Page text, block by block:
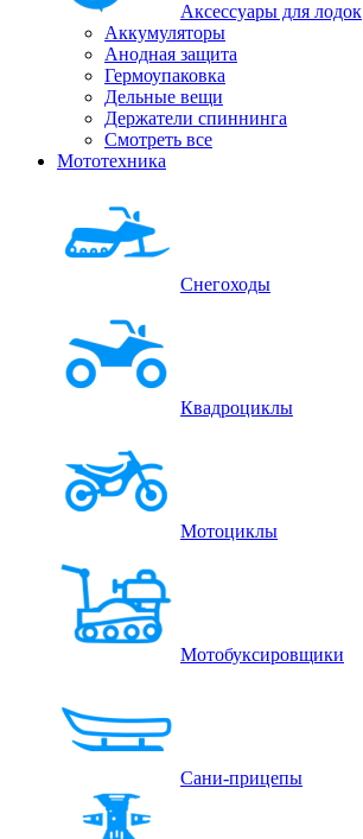
Аксессуары для лодок
Аккумуляторы
Анодная защита
Гермоупаковка
Дельные вещи
Держатели спиннинга
Смотреть все
Мототехника
Снегоходы
Квадроциклы
Мотоциклы
Мотобуксировщики
Сани-прицепы